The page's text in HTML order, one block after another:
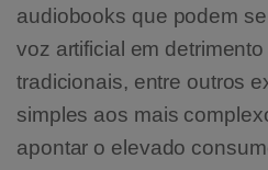
audiobooks que podem
voz artificial em
tradicionais, entre outros
simples aos mais
apontar o elevado